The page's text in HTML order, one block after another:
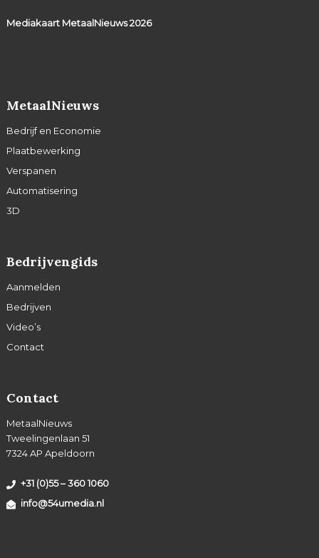
Mediakaart MetaalNieuws2026
MetaalNieuws
Bedrijf en Economie
Plaatbewerking
Verspanen
Automatisering
3D
Bedrijvengids
Aanmelden
Bedrijven
Video’s
Contact
Contact
MetaalNieuws
Tweelingenlaan 51
7324 AP Apeldoorn
+31 (0)55 – 360 1060
info@54umedia.nl